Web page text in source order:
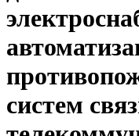
систем